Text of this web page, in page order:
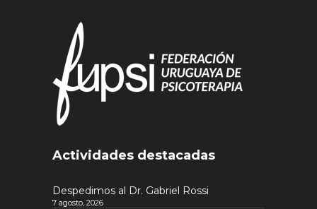
Actividades destacadas
Despedimos al Dr. Gabriel Rossi
7 agosto, 2026